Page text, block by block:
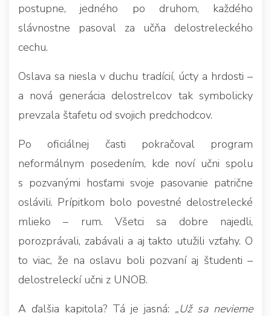
postupne, jedného po druhom, každého
slávnostne pasoval za učňa delostreleckého
cechu.
Oslava sa niesla v duchu tradícií, úcty a hrdosti –
a nová generácia delostrelcov tak symbolicky
prevzala štafetu od svojich predchodcov.
Po oficiálnej časti pokračoval program
neformálnym posedením, kde noví učni spolu
s pozvanými hosťami svoje pasovanie patrične
oslávili. Prípitkom bolo povestné delostrelecké
mlieko – rum. Všetci sa dobre najedli,
porozprávali, zabávali a aj takto utužili vzťahy. O
to viac, že na oslavu boli pozvaní aj študenti –
delostreleckí učni z UNOB.
A ďalšia kapitola? Tá je jasná: „Už sa nevieme